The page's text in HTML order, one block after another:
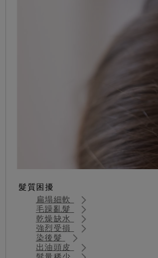
髮質困擾
扁塌細軟
毛躁亂髮
乾燥缺水
強烈受損
染後髮
出油頭皮